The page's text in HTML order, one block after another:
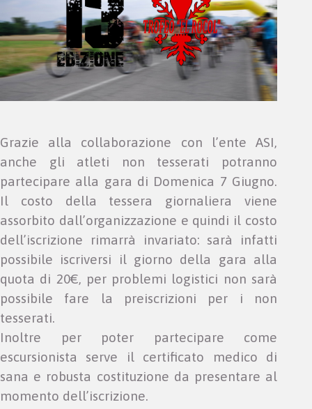
Grazie alla collaborazione con l’ente ASI,
anche gli atleti non tesserati potranno
partecipare alla gara di Domenica 7 Giugno.
Il costo della tessera giornaliera viene
assorbito dall’organizzazione e quindi il costo
dell’iscrizione rimarrà invariato: sarà infatti
possibile iscriversi il giorno della gara alla
quota di 20€, per problemi logistici non sarà
possibile fare la preiscrizioni per i non
tesserati.
Inoltre per poter partecipare come
escursionista serve il certificato medico di
sana e robusta costituzione da presentare al
momento dell’iscrizione.